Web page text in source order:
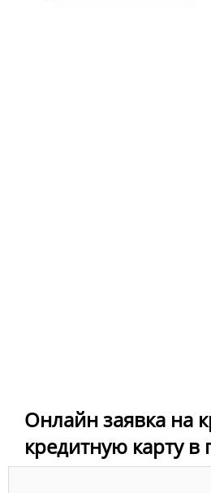
Онлайн заявка на
кредитную карту в